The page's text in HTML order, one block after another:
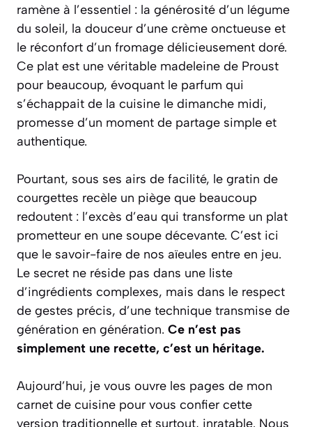
ramène à l’essentiel : la générosité d’un légume
du soleil, la douceur d’une crème onctueuse et
le réconfort d’un fromage délicieusement doré.
Ce plat est une véritable madeleine de Proust
pour beaucoup, évoquant le parfum qui
s’échappait de la cuisine le dimanche midi,
promesse d’un moment de partage simple et
authentique.
Pourtant, sous ses airs de facilité, le gratin de
courgettes recèle un piège que beaucoup
redoutent : l’excès d’eau qui transforme un plat
prometteur en une soupe décevante. C’est ici
que le savoir-faire de nos aïeules entre en jeu.
Le secret ne réside pas dans une liste
d’ingrédients complexes, mais dans le respect
de gestes précis, d’une technique transmise de
génération en génération. Ce n’est pas
simplement une recette, c’est un héritage.
Aujourd’hui, je vous ouvre les pages de mon
carnet de cuisine pour vous confier cette
version traditionnelle et surtout, inratable. Nous